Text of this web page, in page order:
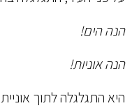
הנה הים!
הנה אוניות!
היא התגלגלה לתוך